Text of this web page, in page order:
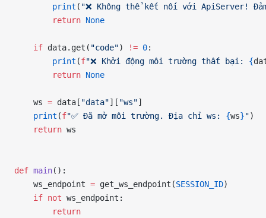
        print
( "❌ Không thể kết nối với ApiServer!
        return
None
    if
data.get( "code") != 0:
        print
(f"❌ Khởi động môi trường thất bại: {
        return
None
    ws
= data[ "data"][ "ws"]
    print
(f"✅ Đã mở môi trường. Địa chỉ ws: {ws}")
    return
ws
def main():
    ws_endpoint
= get_ws_endpoint(SESSION_ID)
    if
not ws_endpoint:
        return